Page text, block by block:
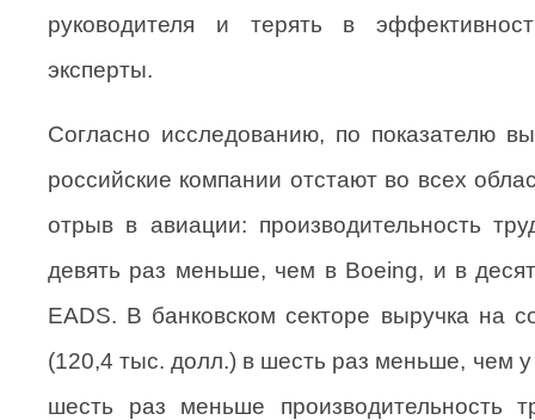
руководителя и терять в
эксперты.
Согласно исследованию, по показателю
российские компании отстают во всех
отрыв в авиации: производительность
девять раз меньше, чем в Boeing, и в
EADS. В банковском секторе выручка на
(120,4 тыс. долл.) в шесть раз меньше, чем
шесть раз меньше производительность